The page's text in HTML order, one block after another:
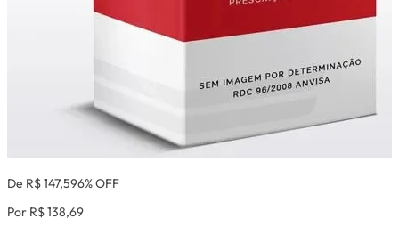
De R$ 147,596% OFF
Por R$ 138,69